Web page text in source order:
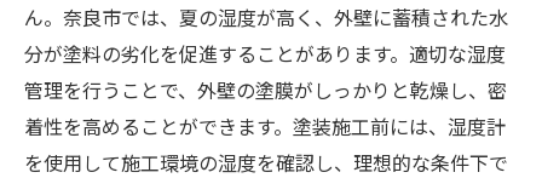
ん。奈良市では、夏の湿度が高く、外壁に蓄積された水
分が塗料の劣化を促進することがあります。適切な湿度
管理を行うことで、外壁の塗膜がしっかりと乾燥し、密
着性を高めることができます。塗装施工前には、湿度計
を使用して施工環境の湿度を確認し、理想的な条件下で